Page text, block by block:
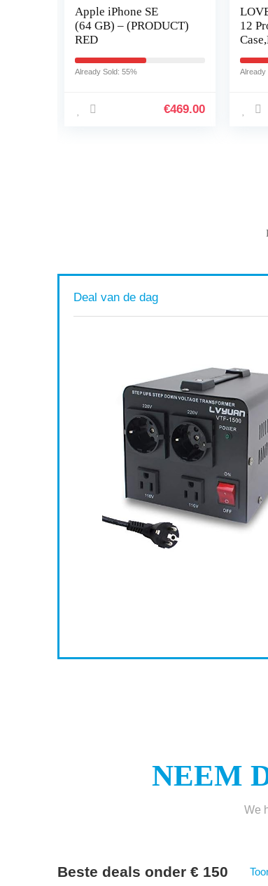
Apple iPhone SE
(64 GB) – (PRODUCT)
RED
Already Sold: 55%
€469.00
12
Tank
Already
Deal van de dag
NEEM
We
Beste deals onder € 150